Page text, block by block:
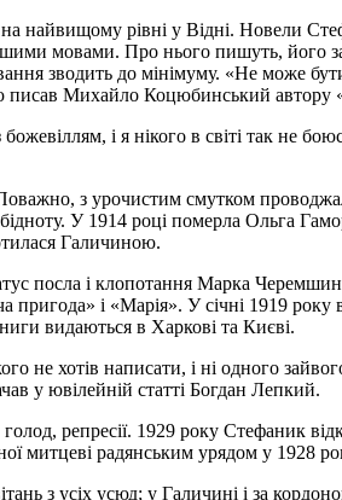
найвищому рівні у Відні. Новели
мовами. Про нього пишуть, його
зводить до мінімуму. «Не може
писав Михайло Коцюбинський автору
і я нікого в світі так не
з урочистим смутком
У 1914 році померла Ольга
Галичиною.
посла і клопотання Марка
пригода» і «Марія». У січні 1919 року
видаються в Харкові та Києві.
не хотів написати, і ні одного
у ювілейній статті Богдан Лепкий.
репресії. 1929 року Стефаник
митцеві радянським урядом у 1928
з усіх усюд; у Галичині і за